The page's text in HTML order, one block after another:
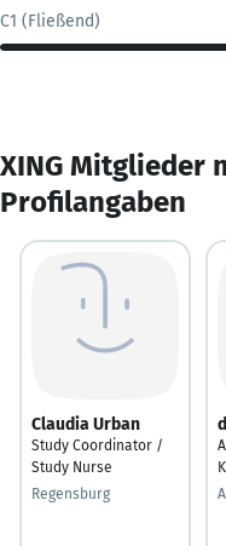
C1 (Fließend)
XING Mitglieder
Profilangaben
Claudia Urban
Study Coordinator /
Study Nurse
Regensburg